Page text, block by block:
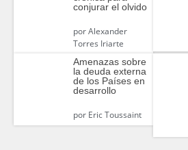
conjurar el olvido
porAlexander
Torres Iriarte
Amenazas sobre
la deuda externa
de los Países en
desarrollo
porEric Toussaint